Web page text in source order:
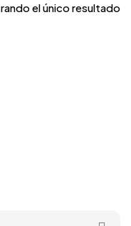
el único resultado